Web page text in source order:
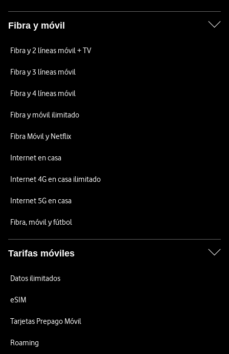
Fibra y móvil
Fibra y 2 líneas móvil + TV
Fibra y 3 líneas móvil
Fibra y 4 líneas móvil
Fibra y móvil ilimitado
Fibra Móvil y Netflix
Internet en casa
Internet 4G en casa ilimitado
Internet 5G en casa
Fibra, móvil y fútbol
Tarifas móviles
Datos ilimitados
eSIM
Tarjetas Prepago Móvil
Roaming